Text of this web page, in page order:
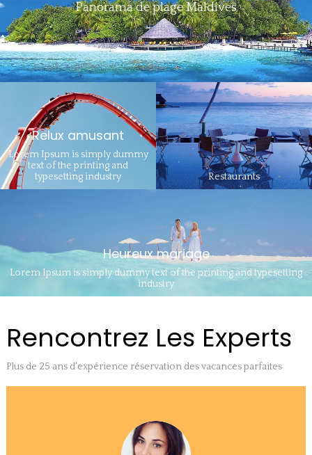
Panorama de plage Maldives
Relux amusant
Lorem Ipsum is simply dummy
text of the printing and
typesetting industry
Restaurants
Heureux mariage
Lorem Ipsum is simply dummy text of the printing and typesetting
industry
Rencontrez Les Experts
Plus de 25 ans d'expérience réservation des vacances parfaites